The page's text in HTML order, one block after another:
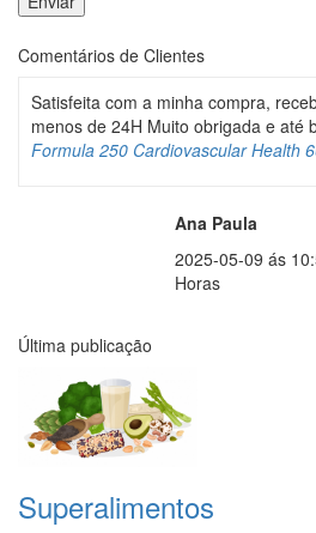
Comentários de Clientes
Satisfeita com a minha compra,
menos de 24H Muito obrigada e até
Formula 250 Cardiovascular Health
Ana Paula
2025-05-09 ás
Horas
Última publicação
Superalimentos